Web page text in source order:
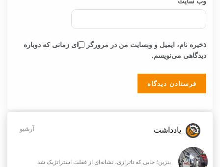
ذخیره نام، ایمیل و وبسایت من در مرورگر برای زمانی که دوباره
دیدگاهی می‌نویسم.
یادداشت آرشیو
بنزین؛ جایی که ناترازی، نشانه‌ای از غفلت استراتژیک شد